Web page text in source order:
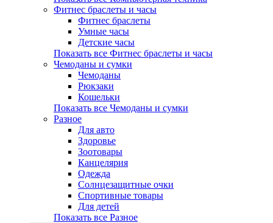
Фитнес браслеты и часы
Фитнес браслеты
Умные часы
Детские часы
Показать все Фитнес браслеты и часы
Чемоданы и сумки
Чемоданы
Рюкзаки
Кошельки
Показать все Чемоданы и сумки
Разное
Для авто
Здоровье
Зоотовары
Канцелярия
Одежда
Солнцезащитные очки
Спортивные товары
Для детей
Показать все Разное